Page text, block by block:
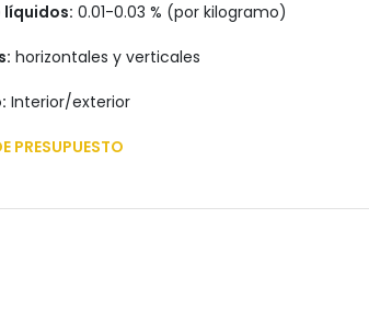
líquidos: 0.01-0.03 % (por kilogramo)
horizontales y verticales
Interior/exterior
PRESUPUESTO